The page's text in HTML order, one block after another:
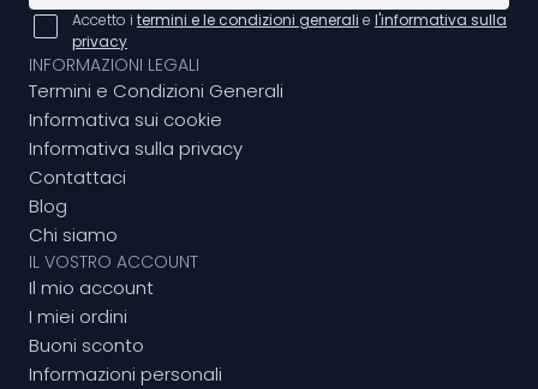
Accetto i termini e le condizioni generali e l'informativa sulla
privacy
INFORMAZIONI LEGALI
Termini e Condizioni Generali
Informativa sui cookie
Informativa sulla privacy
Contattaci
Blog
Chi siamo
IL VOSTRO ACCOUNT
Il mio account
I miei ordini
Buoni sconto
Informazioni personali